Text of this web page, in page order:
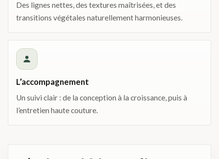
Des lignes nettes, des textures maîtrisées, et des
transitions végétales naturellement harmonieuses.
L’accompagnement
Un suivi clair : de la conception à la croissance, puis à
l’entretien haute couture.